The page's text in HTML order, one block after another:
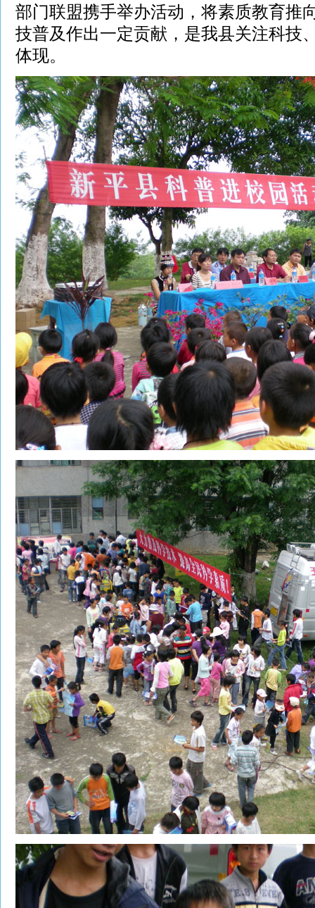
部门联盟携手举办活动，将素质教育推
技普及作出一定贡献，是我县关注科技
体现。